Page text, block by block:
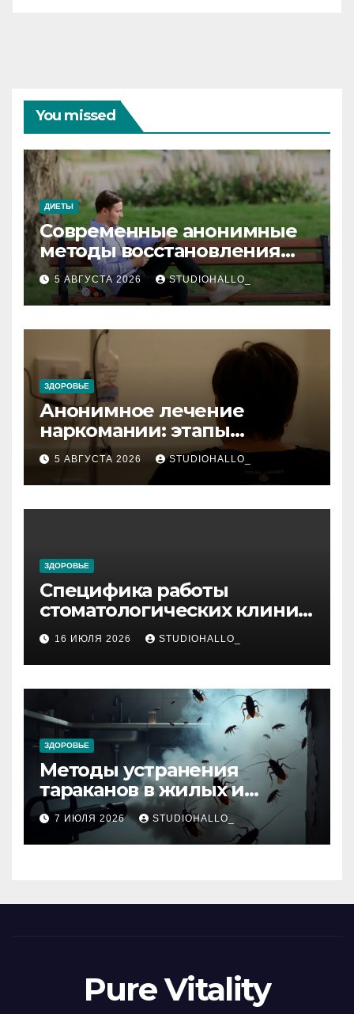
You missed
ДИЕТЫ
Современные анонимные
методы восстановления
при алкогольной
зависимости и
персональный подход
5 АВГУСТА 2026 STUDIOHALLO_
ЗДОРОВЬЕ
Анонимное лечение
наркомании: этапы
детоксикации,
реабилитации и УБОД
5 АВГУСТА 2026 STUDIOHALLO_
ЗДОРОВЬЕ
Специфика работы
стоматологических клиник
в мегаполисе
16 ИЮЛЯ 2026 STUDIOHALLO_
ЗДОРОВЬЕ
Методы устранения
тараканов в жилых и
нежилых помещениях
7 ИЮЛЯ 2026 STUDIOHALLO_
Pure Vitality